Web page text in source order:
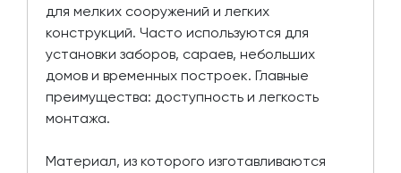
для мелких сооружений и легких
конструкций. Часто используются для
установки заборов, сараев, небольших
домов и временных построек. Главные
преимущества: доступность и легкость
монтажа.
Материал, из которого изготавливаются